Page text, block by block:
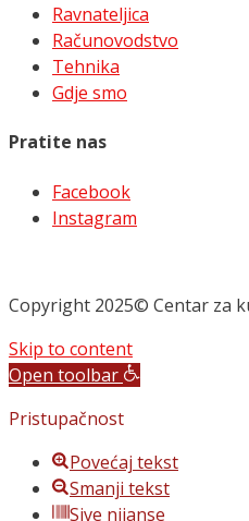
Ravnateljica
Računovodstvo
Tehnika
Gdje smo
Pratite nas
Facebook
Instagram
Copyright 2025© Centar za
Skip to content
Open toolbar
Pristupačnost
Povećaj tekst
Smanji tekst
Sive nijanse